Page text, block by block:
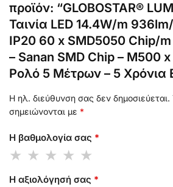
προϊόν: “GLOBOSTAR®
Ταινία LED 14.4W/m
IP20 60 x SMD5050 Chip/
– Sanan SMD Chip – Μ500
Ρολό 5 Μέτρων – 5 Χρόνια
Η ηλ. διεύθυνση σας δεν δημοσιεύεται.
σημειώνονται με *
Η βαθμολογία σας *
Η αξιολόγησή σας *